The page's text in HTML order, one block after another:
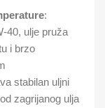
:
40, ulje pruža
i brzo
stabilan uljni
zagrijanog ulja